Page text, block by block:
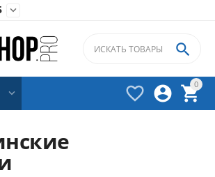

0



